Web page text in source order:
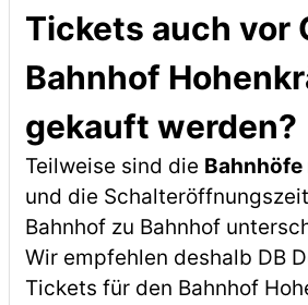
Tickets auch vor
Bahnhof
gekauft werden?
Teilweise sind die
und die
Bahnhof zu Bahnhof
Wir empfehlen deshalb DB
Tickets für den Bahnhof